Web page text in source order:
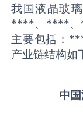
我国液晶玻
****、****、
主要包括：
产业链结构如
中国